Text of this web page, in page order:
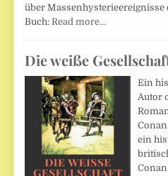
über Massenhysterieereignisse
Buch:Read more…
Die weiße
Ein
Autor
ein